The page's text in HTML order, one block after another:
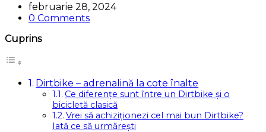
by
februarie 28, 2024
0 Comments
Cuprins
Dirtbike – adrenalină la cote înalte
Ce diferențe sunt între un Dirtbike și o
bicicletă clasică
Vrei să achiziționezi cel mai bun Dirtbike?
Iată ce să urmărești